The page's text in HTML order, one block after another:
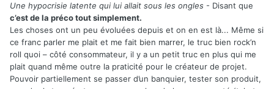
Une hypocrisie latente qui lui allait sous les ongles - Disant que
c’est de la préco tout simplement.
Les choses ont un peu évoluées depuis et on en est là... Même si
ce franc parler me plait et me fait bien marrer, le truc bien rock’n
roll quoi – côté consommateur, il y a un petit truc en plus qui me
plait quand même outre la praticité pour le créateur de projet.
Pouvoir partiellement se passer d’un banquier, tester son produit,